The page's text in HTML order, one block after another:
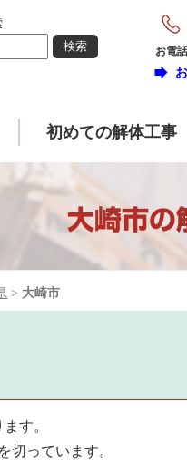
お電
forward
初めての解体工事
大崎市の
> 大崎市
す。
切っています。